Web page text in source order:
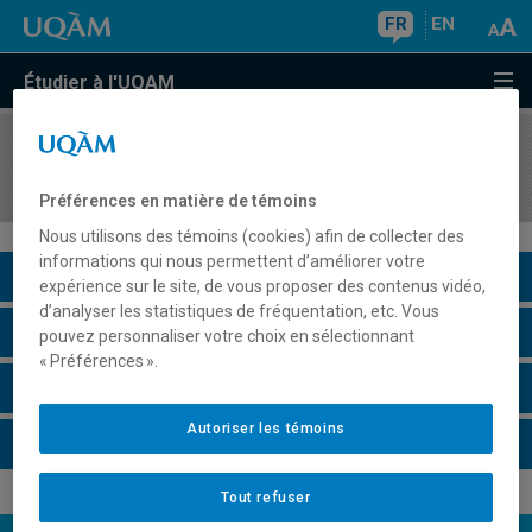
FR EN
Étudier à l'UQAM
COURS//
Description du cours
Horaire - Été 2026
Préférences en matière de témoins
Nous utilisons des témoins (cookies) afin de collecter des
informations qui nous permettent d’améliorer votre
expérience sur le site, de vous proposer des contenus vidéo,
d’analyser les statistiques de fréquentation, etc. Vous
pouvez personnaliser votre choix en sélectionnant
« Préférences ».
Tout refuser
Autoriser les témoins